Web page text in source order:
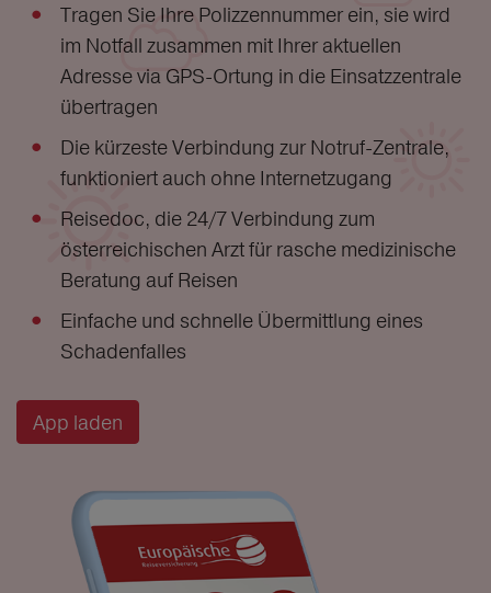
Tragen Sie Ihre Polizzennummer ein, sie wird
im Notfall zusammen mit Ihrer aktuellen
Adresse via GPS-Ortung in die Einsatzzentrale
übertragen
Die kürzeste Verbindung zur Notruf-Zentrale,
funktioniert auch ohne Internetzugang
Reisedoc, die 24/7 Verbindung zum
österreichischen Arzt für rasche medizinische
Beratung auf Reisen
Einfache und schnelle Übermittlung eines
Schadenfalles
App laden